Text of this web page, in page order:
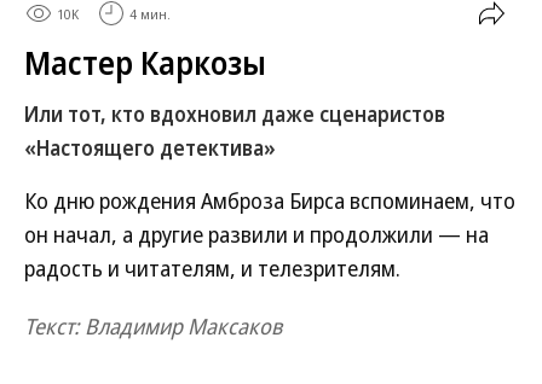
10K 4 мин.
Мастер Каркозы
Или тот, кто вдохновил даже сценаристов
«Настоящего детектива»
Ко дню рождения Амброза Бирса вспоминаем, что
он начал, а другие развили и продолжили — на
радость и читателям, и телезрителям.
Текст: Владимир Максаков